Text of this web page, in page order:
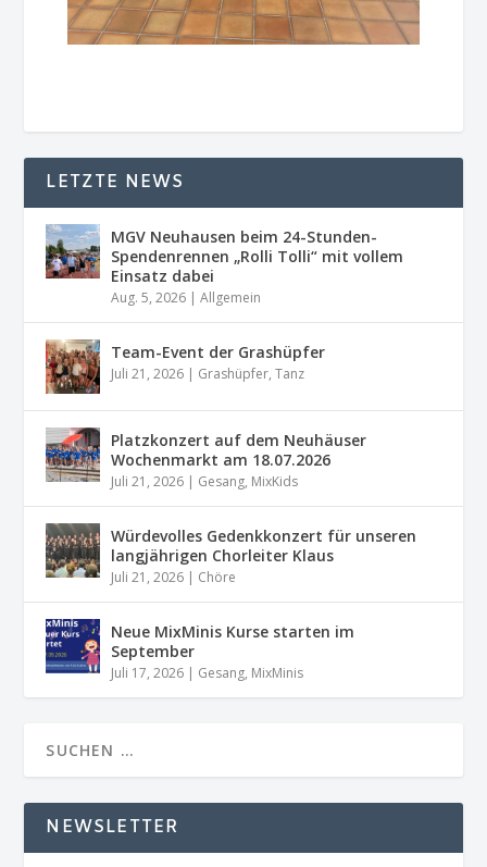
LETZTE NEWS
MGV Neuhausen beim 24-Stunden-
Spendenrennen „Rolli Tolli“ mit vollem
Einsatz dabei
Aug. 5, 2026 |Allgemein
Team-Event der Grashüpfer
Juli 21, 2026 | Grashüpfer,Tanz
Platzkonzert auf dem Neuhäuser
Wochenmarkt am 18.07.2026
Juli 21, 2026 | Gesang, MixKids
Würdevolles Gedenkkonzert für unseren
langjährigen Chorleiter Klaus
Juli 21, 2026 | Chöre
Neue MixMinis Kurse starten im
September
Juli 17, 2026 | Gesang, MixMinis
NEWSLETTER